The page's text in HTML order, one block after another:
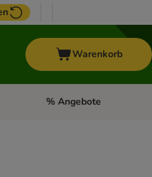
Warenkorb
PferdKategorie-Menü öffnen:
% Angebote